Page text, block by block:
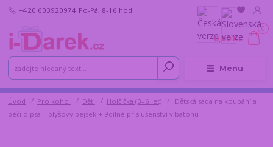
Menu
+420 603920974 Po-Pá, 8-16 hod.
0
0,00 Kč
Úvod Pro koho Děti Holčička (3–6 let)
Dětská sada na koupání a
péči o psa – plyšový pejsek + 9dílné příslušenství v batohu